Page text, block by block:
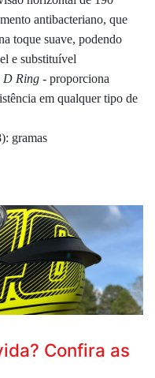
antibacteriano, que
toque suave, podendo
e substituível
D Ring - proporciona
em qualquer tipo de
gramas
Confira as